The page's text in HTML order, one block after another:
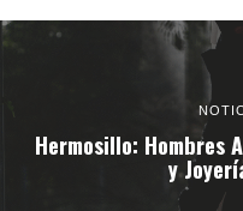
Hermosillo: Hombres
y